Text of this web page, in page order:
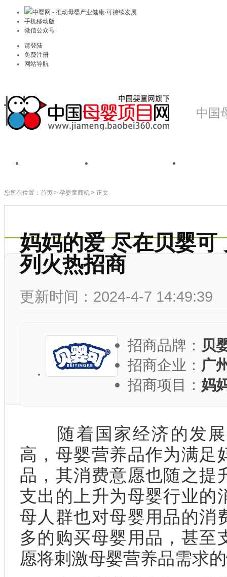
中婴网 - 推动母婴产业健康·可持续发展
手机移动版
微信公众号
请登陆
免费注册
网站导航
中国
您所在位置： 首页 > 孕婴童商机 > 正文
妈妈的爱 尽在贝婴可
列火热招商
更新时间：2024-4-7 14:49:39
招商品牌： 贝
招商企业： 广
招商项目： 妈
随着国家经济的发展
高，母婴营养品作为满足
品，其消费意愿也随之提
支出的上升为母婴行业的
母人群也对母婴用品的消
多的购买母婴用品，甚至
愿将刺激母婴营养品需求